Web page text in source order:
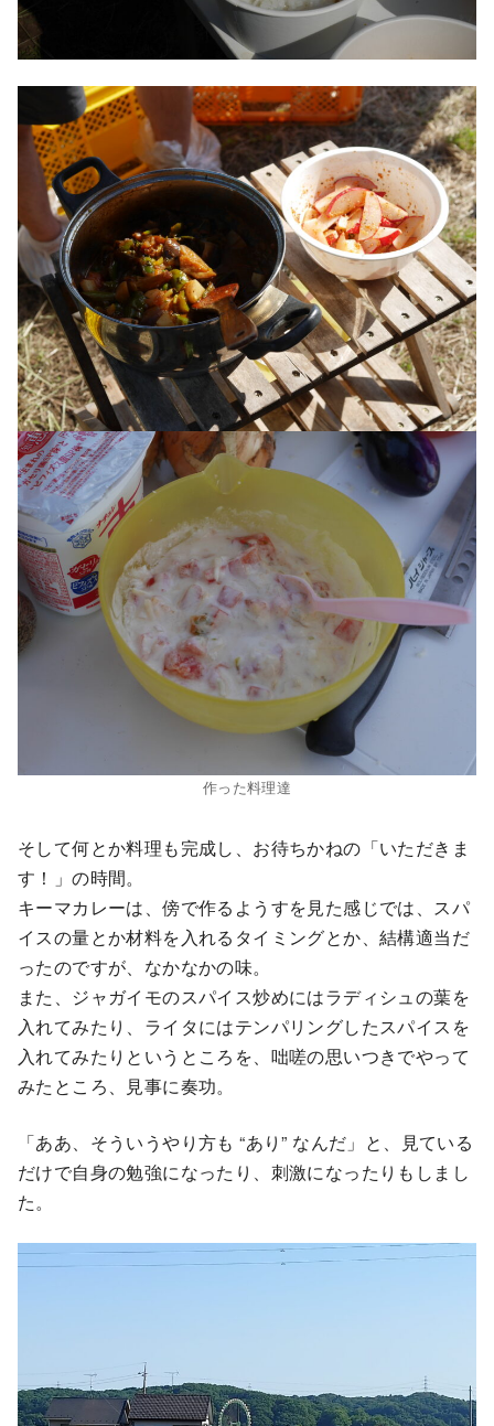
作った料理達
そして何とか料理も完成し、お待ちかねの「いただきま
す！」の時間。
キーマカレーは、傍で作るようすを見た感じでは、スパ
イスの量とか材料を入れるタイミングとか、結構適当だ
ったのですが、なかなかの味。
また、ジャガイモのスパイス炒めにはラディシュの葉を
入れてみたり、ライタにはテンパリングしたスパイスを
入れてみたりというところを、咄嗟の思いつきでやって
みたところ、見事に奏功。
「ああ、そういうやり方も “あり” なんだ」と、見ている
だけで自身の勉強になったり、刺激になったりもしまし
た。